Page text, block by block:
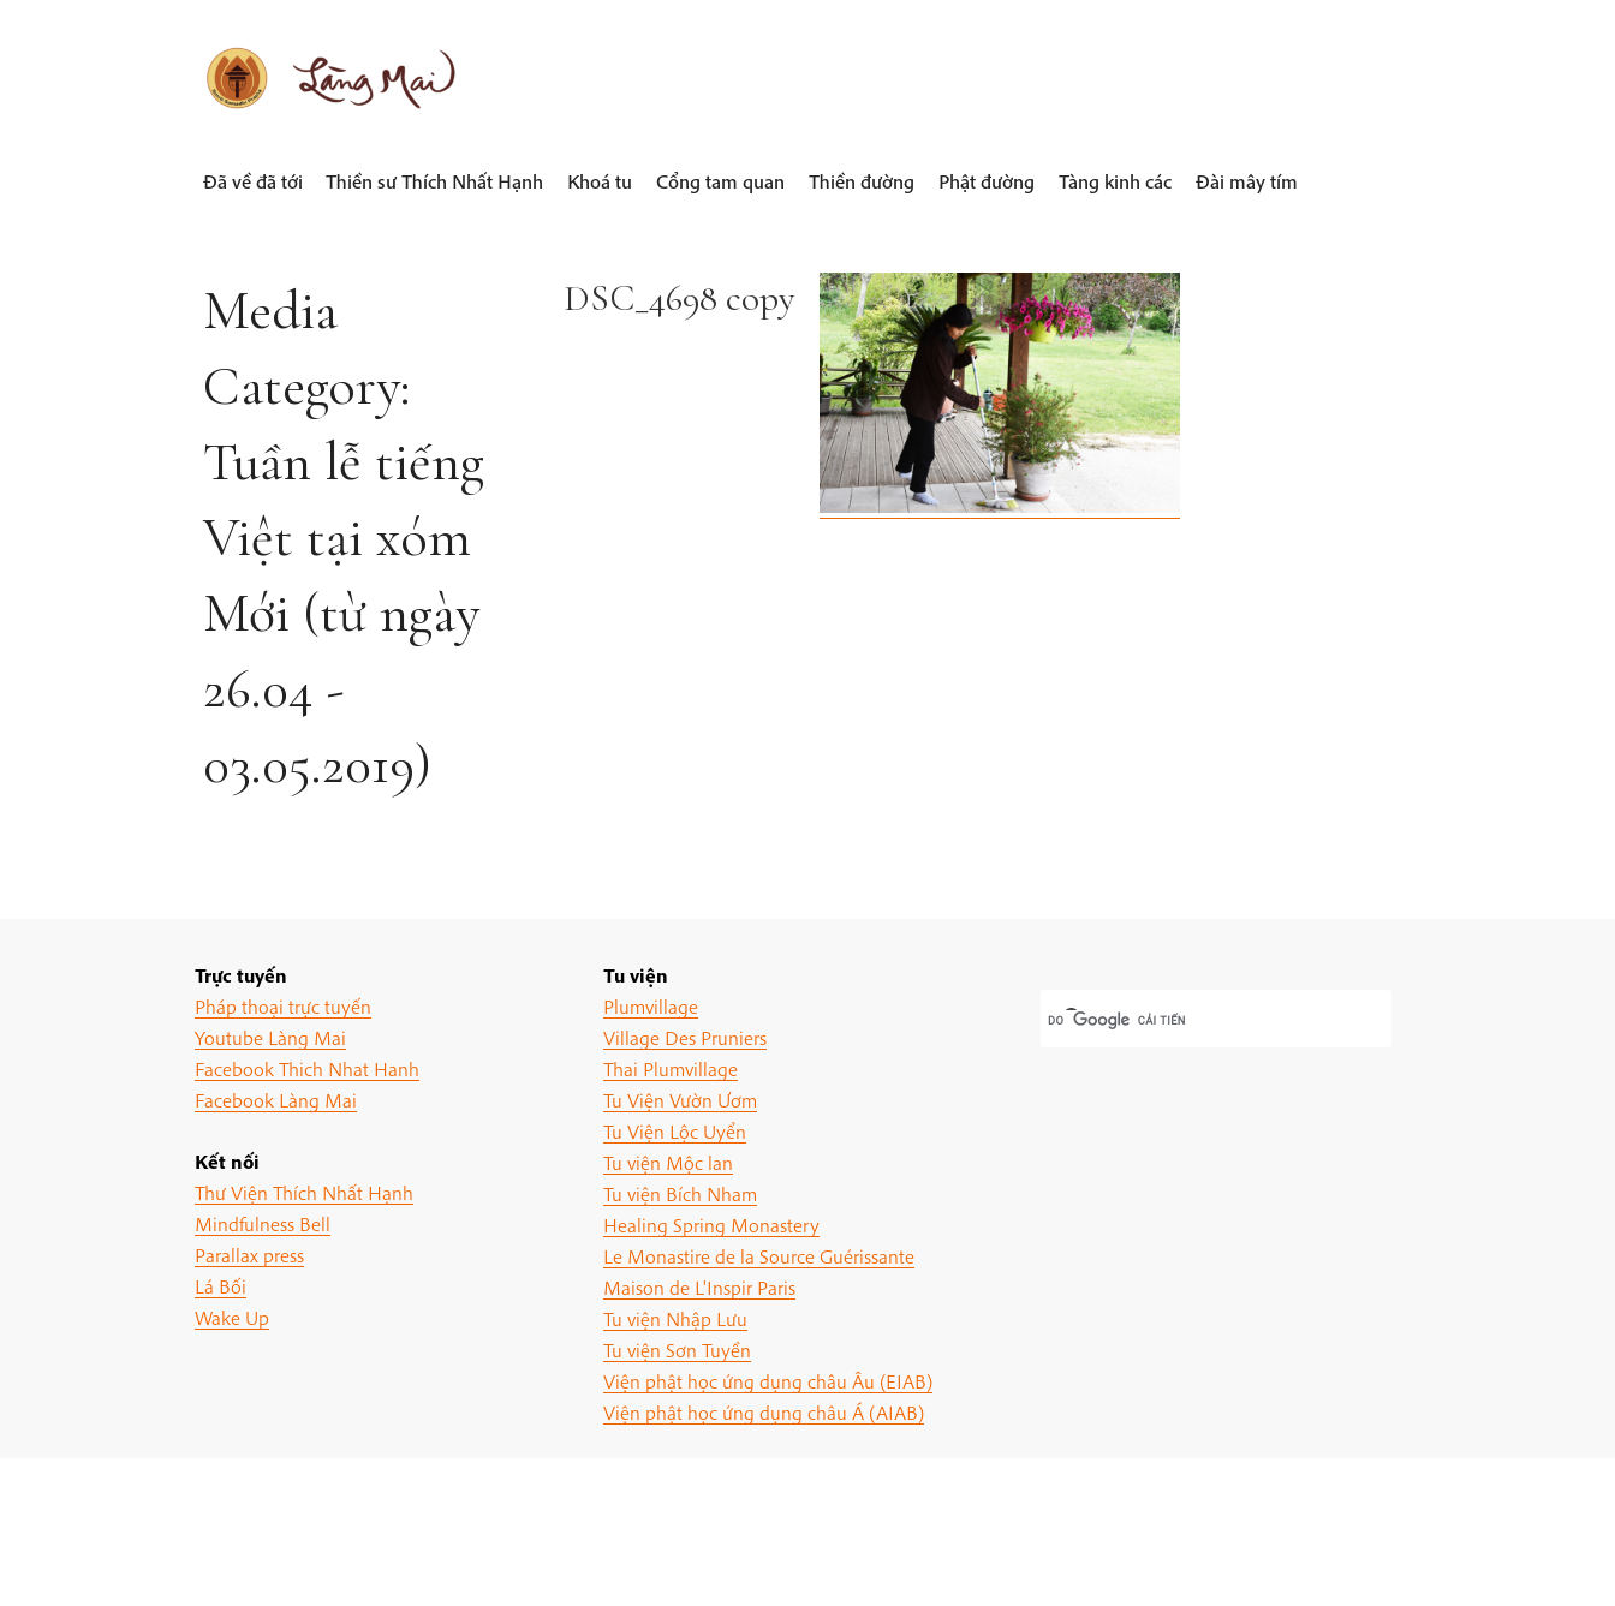
LÀNG MAI
Đã về đã tới Thiền sư Thích Nhất Hạnh Khoá tu Cổng tam quan Thiền đường Phật đường Tàng kinh các Đài mây tím
Media
Category:
Tuần lễ tiếng
Việt tại xóm
Mới (từ ngày
26.04 -
03.05.2019)
DSC_4698 copy
Trực tuyến
Pháp thoại trực tuyến
Youtube Làng Mai
Facebook Thich Nhat Hanh
Facebook Làng Mai
Kết nối
Thư Viện Thích Nhất Hạnh
Mindfulness Bell
Parallax press
Lá Bối
Wake Up
Tu viện
Plumvillage
Village Des Pruniers
Thai Plumvillage
Tu Viện Vườn Ươm
Tu Viện Lộc Uyển
Tu viện Mộc lan
Tu viện Bích Nham
Healing Spring Monastery
Le Monastire de la Source Guérissante
Maison de L'Inspir Paris
Tu viện Nhập Lưu
Tu viện Sơn Tuyền
Viện phật học ứng dụng châu Âu (EIAB)
Viện phật học ứng dụng châu Á (AIAB)